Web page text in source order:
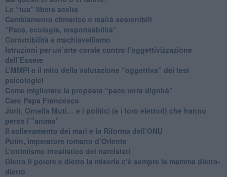
​Le “tua” libera scelta
Cambiamento climatico e realtà sostenibili
“Pace, ecologia, responsabilità”
​Corruttibilità e machiavellismo
Istruzioni per un’arte corale contro l’oggettivizzazione
dell’Essere
​L’MMPI e il mito della valutazione “oggettiva” dei test
psicologici
Come migliorare la proposta “pace terra dignità”
Caro Papa Francesco
​Jorit, Ornella Muti… e i politici (e i loro elettori) che hanno
perso l’”anima”
​Il sollevamento dei mari e la Riforma dell’ONU
Putin, imperatore romano d’Oriente
​L’ottimismo irrealistico dei narcisisti
​Dietro il potere e dietro la miseria c’è sempre la mamma dietro-
dietro